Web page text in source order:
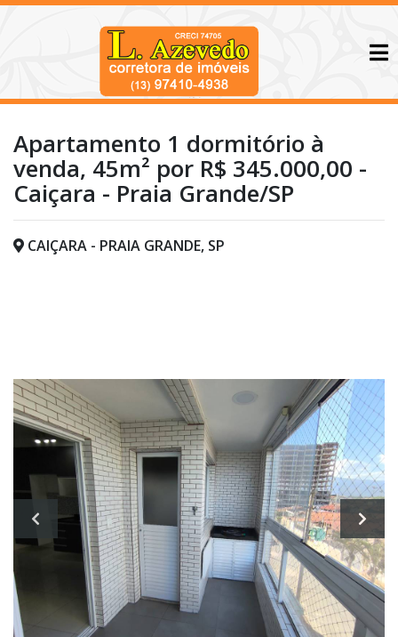
Apartamento 1 dormitório à
venda, 45m² por R$ 345.000,00 -
Caiçara - Praia Grande/SP
CAIÇARA - PRAIA GRANDE, SP